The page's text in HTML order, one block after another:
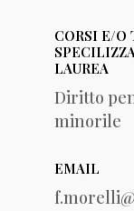
CORSI E/
LAUREA
Diritto
minorile
EMAIL